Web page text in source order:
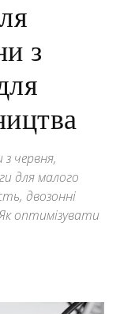
з
з червня,
для малого
двозонні
оптимізувати